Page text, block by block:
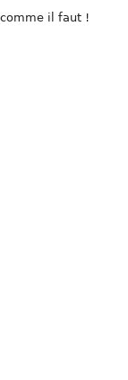
il faut !